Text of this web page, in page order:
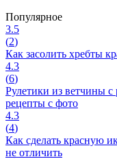
Популярное
3.5
(2)
Как засолить хребты
4.3
(6)
Рулетики из ветчины
рецепты с фото
4.3
(4)
Как сделать красную
не отличить